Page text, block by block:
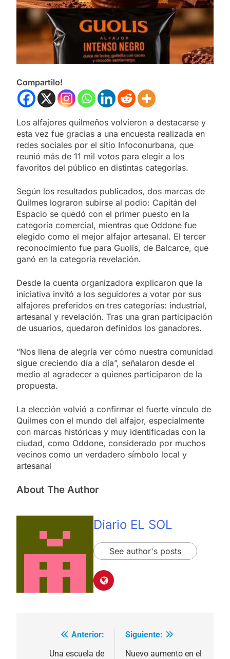
Compartilo!
Los alfajores quilmeños volvieron a destacarse y
esta vez fue gracias a una encuesta realizada en
redes sociales por el sitio Infoconurbana, que
reunió más de 11 mil votos para elegir a los
favoritos del público en distintas categorías.
Según los resultados publicados, dos marcas de
Quilmes lograron subirse al podio: Capitán del
Espacio se quedó con el primer puesto en la
categoría comercial, mientras que Oddone fue
elegido como el mejor alfajor artesanal. El tercer
reconocimiento fue para Guolis, de Balcarce, que
ganó en la categoría revelación.
Desde la cuenta organizadora explicaron que la
iniciativa invitó a los seguidores a votar por sus
alfajores preferidos en tres categorías: industrial,
artesanal y revelación. Tras una gran participación
de usuarios, quedaron definidos los ganadores.
“Nos llena de alegría ver cómo nuestra comunidad
sigue creciendo día a día”, señalaron desde el
medio al agradecer a quienes participaron de la
propuesta.
La elección volvió a confirmar el fuerte vínculo de
Quilmes con el mundo del alfajor, especialmente
con marcas históricas y muy identificadas con la
ciudad, como Oddone, considerado por muchos
vecinos como un verdadero símbolo local y
artesanal
About The Author
Diario EL SOL
See author's posts
Navegación
Anterior:
Una escuela de
Siguiente:
Nuevo aumento en el